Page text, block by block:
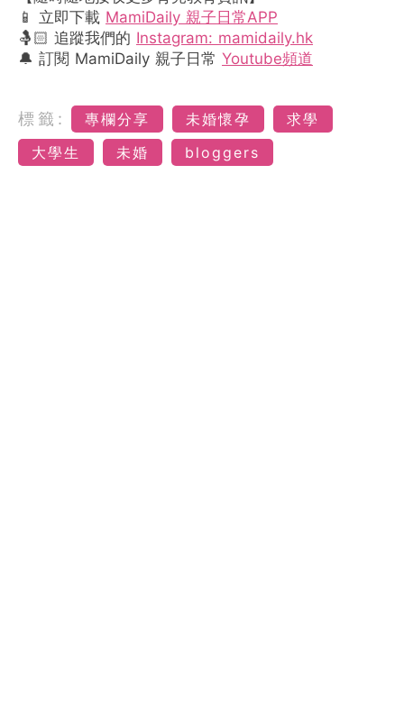
📱 立即下載 MamiDaily 親子日常APP
🤱🏻 追蹤我們的 Instagram: mamidaily.hk
🔔 訂閱 MamiDaily 親子日常 Youtube頻道
標籤: 專欄分享 未婚懷孕
求學
大學生
未婚 bloggers